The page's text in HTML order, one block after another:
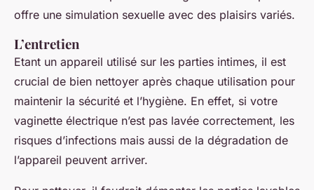
offre une simulation sexuelle avec des plaisirs variés.
L’entretien
Etant un appareil utilisé sur les parties intimes, il est
crucial de bien nettoyer après chaque utilisation pour
maintenir la sécurité et l’hygiène. En effet, si votre
vaginette électrique n’est pas lavée correctement, les
risques d’infections mais aussi de la dégradation de
l’appareil peuvent arriver.